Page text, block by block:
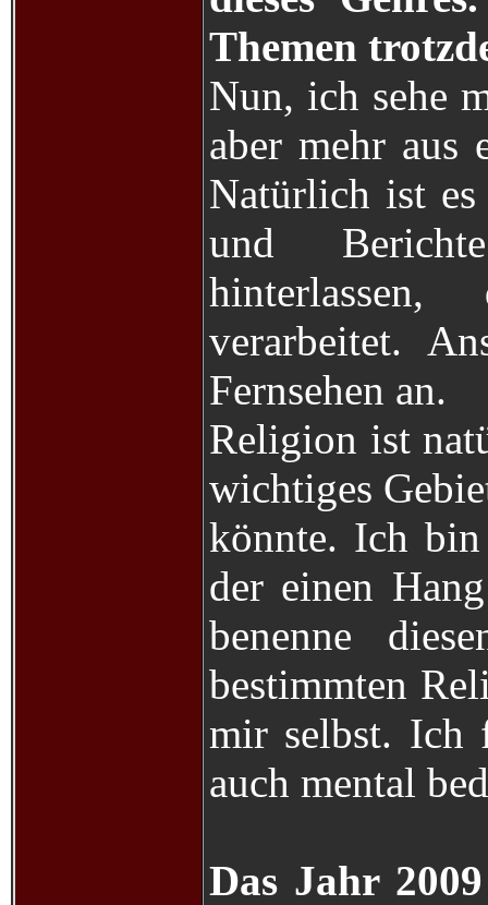
Themen
Nun, ich sehe
aber mehr aus
Natürlich ist es
und
verarbeitet.
Fernsehen an.
Religion ist
wichtiges
könnte. Ich bin
der einen
benenne
bestimmten
mir selbst. Ich
auch mental
Das Jahr